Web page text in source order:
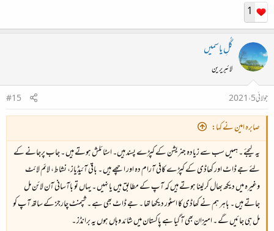
1
گُلِ یاسمیں
لائبریرین
جولائی 5، 2021
#15
صابرہ امین نے کہا:
یہ لیجئے ۔ ہمیں سب سے زیادہ جنریشن کے کپڑے پسند ہیں۔ اسٹائلش ہوتے ہیں ۔ جاب پرجانے کے
لئے جے ڈاٹ اور کھاڈی کے کپڑے کافی آرام دہ اور اچھے ہیں ۔ باقی آئیڈیاز، نشاط، لائم لائٹ
وغیرہ میں دیکھ بھال کر لینا ہوتے ہیں کہ آپ کے مطابق ہیں یا نہیں ۔ یہاں تو باآسانی آن لائن مل
جاتے ہیں ۔ باہر ہم نے کھاڈی کا اسٹور دیکھا تھا ۔ جے ڈاٹ بھی ہے ۔ شپمنٹ چارجز کے ساتھ آپ کو
مل ہی جائیں گے ۔ امیزان بھی آ گیا ہے پاکستان میں شائد وہاں ہوں یہ برانڈز ۔